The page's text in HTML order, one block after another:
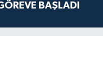
BAŞLADI